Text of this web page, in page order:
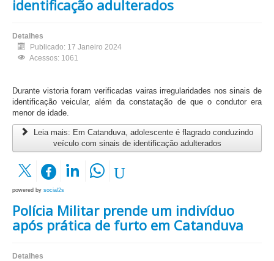
identificação adulterados
Detalhes
Publicado: 17 Janeiro 2024
Acessos: 1061
Durante vistoria foram verificadas vairas irregularidades nos sinais de
identificação veicular, além da constatação de que o condutor era
menor de idade.
Leia mais: Em Catanduva, adolescente é flagrado conduzindo
veículo com sinais de identificação adulterados
powered by social2s
Polícia Militar prende um indivíduo
após prática de furto em Catanduva
Detalhes